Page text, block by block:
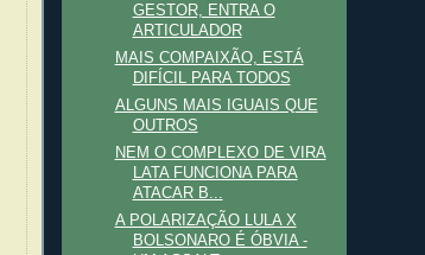
GESTOR, ENTRA O
ARTICULADOR
MAIS COMPAIXÃO, ESTÁ
DIFÍCIL PARA TODOS
ALGUNS MAIS IGUAIS QUE
OUTROS
NEM O COMPLEXO DE VIRA
LATA FUNCIONA PARA
ATACAR B...
A POLARIZAÇÃO LULA X
BOLSONARO É ÓBVIA -